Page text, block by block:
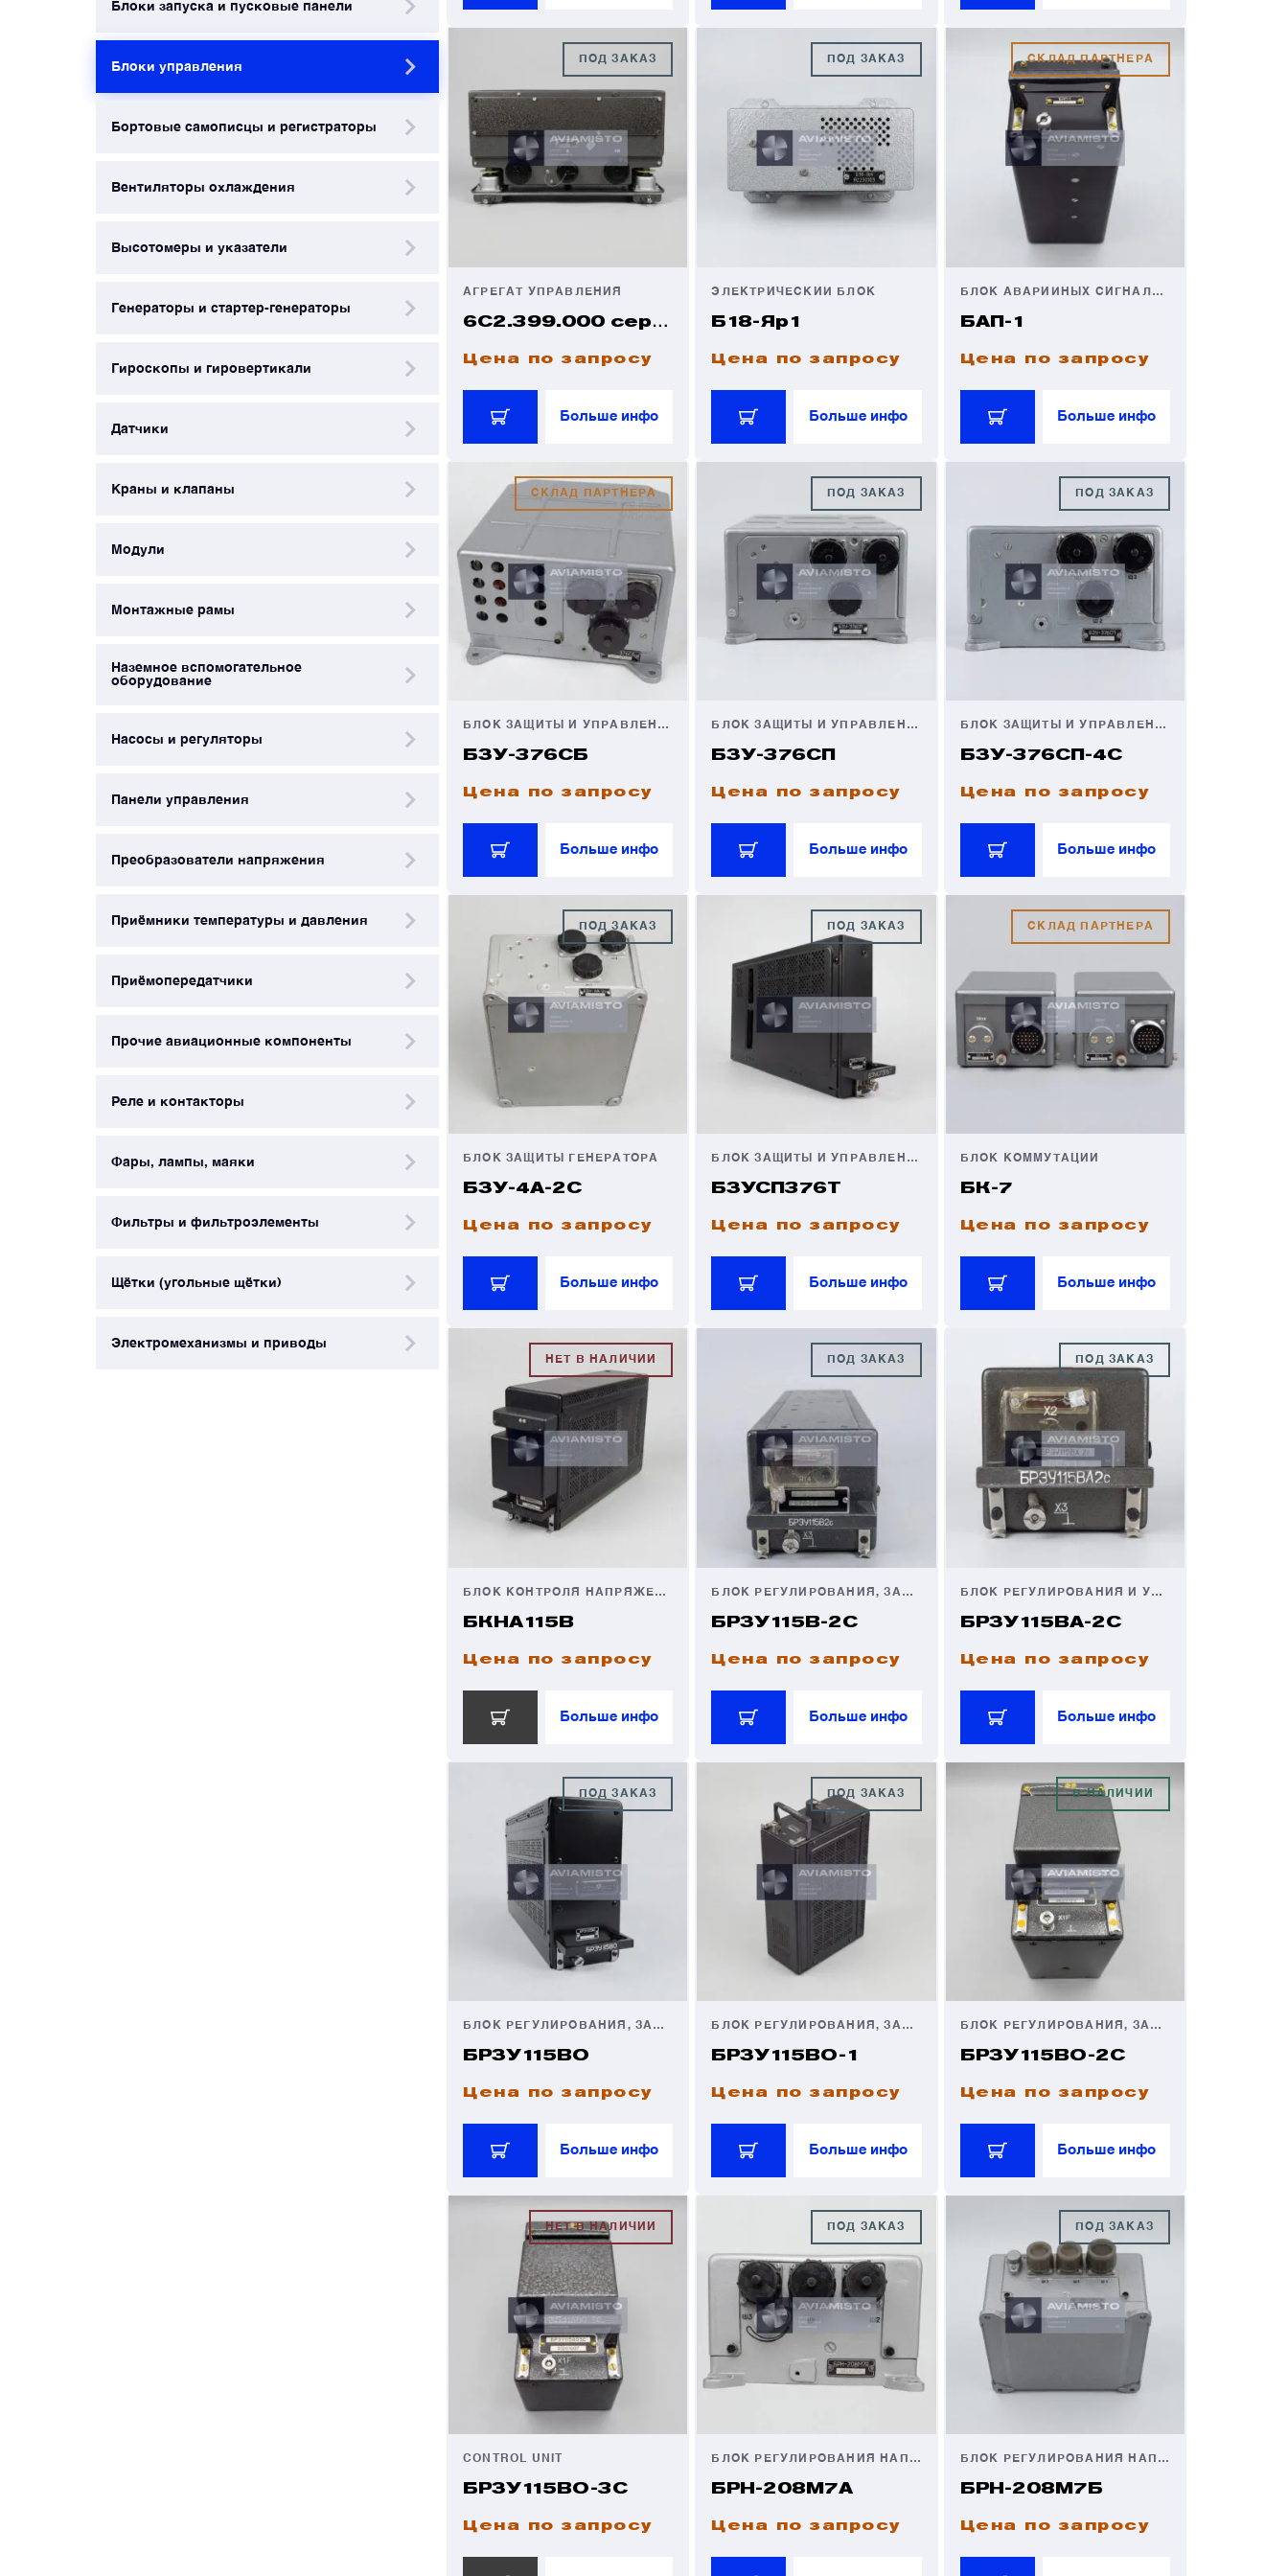
Блоки запуска и пусковые панели
Блоки управления
Бортовые самописцы и регистраторы
Вентиляторы охлаждения
Высотомеры и указатели
Генераторы и стартер-генераторы
Гироскопы и гировертикали
Датчики
Краны и клапаны
Модули
Монтажные рамы
Наземное вспомогательное
оборудование
Насосы и регуляторы
Панели управления
Преобразователи напряжения
Приёмники температуры и давления
Приёмопередатчики
Прочие авиационные компоненты
Реле и контакторы
Фары, лампы, маяки
Фильтры и фильтроэлементы
Щётки (угольные щётки)
Электромеханизмы и приводы
ПОД ЗАКАЗ
АГРЕГАТ УПРАВЛЕНИЯ
6С2.399.000 серии 3
Цена по запросу
Больше инфо
ПОД ЗАКАЗ
ЭЛЕКТРИЧЕСКИЙ БЛОК
Б18-Яр1
Цена по запросу
Больше инфо
СКЛАД ПАРТНЕРА
БЛОК АВАРИЙНЫХ СИГНАЛОВ
БАП-1
Цена по запросу
Больше инфо
СКЛАД ПАРТНЕРА
БЛОК ЗАЩИТЫ И УПРАВЛЕНИЯ
БЗУ-376СБ
Цена по запросу
Больше инфо
ПОД ЗАКАЗ
БЛОК ЗАЩИТЫ И УПРАВЛЕНИЯ
БЗУ-376СП
Цена по запросу
Больше инфо
ПОД ЗАКАЗ
БЛОК ЗАЩИТЫ И УПРАВЛЕНИЯ
БЗУ-376СП-4С
Цена по запросу
Больше инфо
ПОД ЗАКАЗ
БЛОК ЗАЩИТЫ ГЕНЕРАТОРА
БЗУ-4А-2С
Цена по запросу
Больше инфо
ПОД ЗАКАЗ
БЛОК ЗАЩИТЫ И УПРАВЛЕНИЯ
БЗУСП376Т
Цена по запросу
Больше инфо
СКЛАД ПАРТНЕРА
БЛОК КОММУТАЦИИ
БК-7
Цена по запросу
Больше инфо
НЕТ В НАЛИЧИИ
БЛОК КОНТРОЛЯ НАПРЯЖЕНИЯ
БКНА115В
Цена по запросу
Больше инфо
ПОД ЗАКАЗ
БЛОК РЕГУЛИРОВАНИЯ, ЗАЩИТЫ И УПРАВЛЕНИЯ
БРЗУ115В-2С
Цена по запросу
Больше инфо
ПОД ЗАКАЗ
БЛОК РЕГУЛИРОВАНИЯ И УПРАВЛЕНИЯ
БРЗУ115ВА-2С
Цена по запросу
Больше инфо
ПОД ЗАКАЗ
БЛОК РЕГУЛИРОВАНИЯ, ЗАЩИТЫ И УПРАВЛЕНИЯ
БРЗУ115ВО
Цена по запросу
Больше инфо
ПОД ЗАКАЗ
БЛОК РЕГУЛИРОВАНИЯ, ЗАЩИТЫ И УПРАВЛЕНИЯ
БРЗУ115ВО-1
Цена по запросу
Больше инфо
В НАЛИЧИИ
БЛОК РЕГУЛИРОВАНИЯ, ЗАЩИТЫ И УПРАВЛЕНИЯ
БРЗУ115ВО-2С
Цена по запросу
Больше инфо
НЕТ В НАЛИЧИИ
CONTROL UNIT
БРЗУ115ВО-3С
Цена по запросу
ПОД ЗАКАЗ
БЛОК РЕГУЛИРОВАНИЯ НАПРЯЖЕНИЯ
БРН-208М7А
Цена по запросу
ПОД ЗАКАЗ
БЛОК РЕГУЛИРОВАНИЯ НАПРЯЖЕНИЯ
БРН-208М7Б
Цена по запросу
Датчики